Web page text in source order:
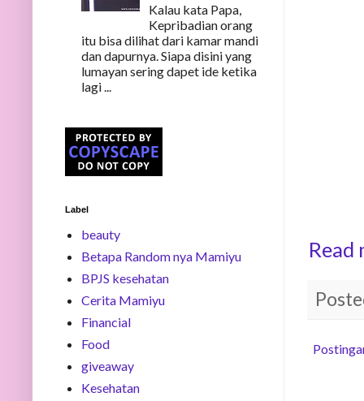
Read
Kalau kata Papa,
Kepribadian orang
itu bisa dilihat dari kamar mandi
dan dapurnya. Siapa disini yang
lumayan sering dapet ide ketika
lagi ...
Label
beauty
Betapa Random nya Mamiyu
BPJS kesehatan
Cerita Mamiyu
Financial
Food
giveaway
Kesehatan